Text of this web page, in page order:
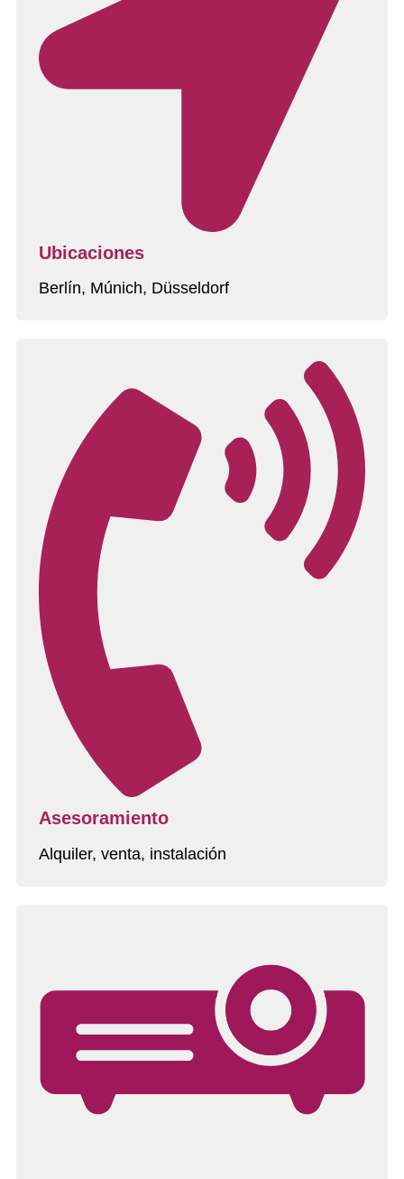
Ubicaciones
Berlín, Múnich, Düsseldorf
Asesoramiento
Alquiler, venta, instalación